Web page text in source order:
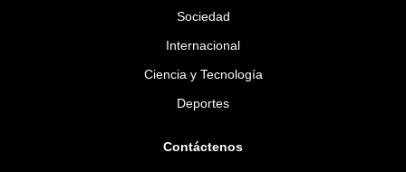
Sociedad
Internacional
Ciencia y Tecnología
Deportes
Contáctenos